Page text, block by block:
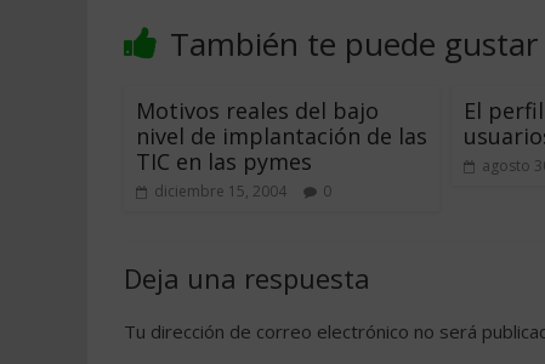
También te puede gustar
Motivos reales del bajo
nivel de implantación de las
TIC en las pymes
diciembre 15, 2004 0
El
agosto
Deja una respuesta
Tu dirección de correo electrónico no será